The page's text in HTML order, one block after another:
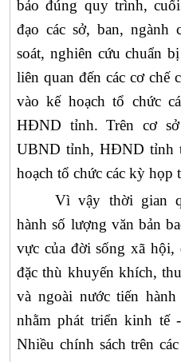
bảo đúng quy trình,
đạo các sở, ban,
soát, nghiên cứu chuẩn
liên quan đến các cơ chế
vào kế hoạch tổ chức
HĐND tỉnh. Trên cơ
UBNDtỉnh,HĐND tỉnh
hoạch tổ chức các kỳ họp
Vì vậy thời gian
hành số lượng văn bản
vực của đời sống xã hội,
đặc thù khuyến khích,
và ngoài nước tiến
nhằm phát triển kinh tế
Nhiều chính sách trên